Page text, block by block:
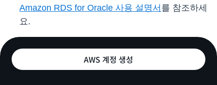
Amazon RDS for Oracle 사용 설명서 를 참조하세
요.
AWS 계정 생성